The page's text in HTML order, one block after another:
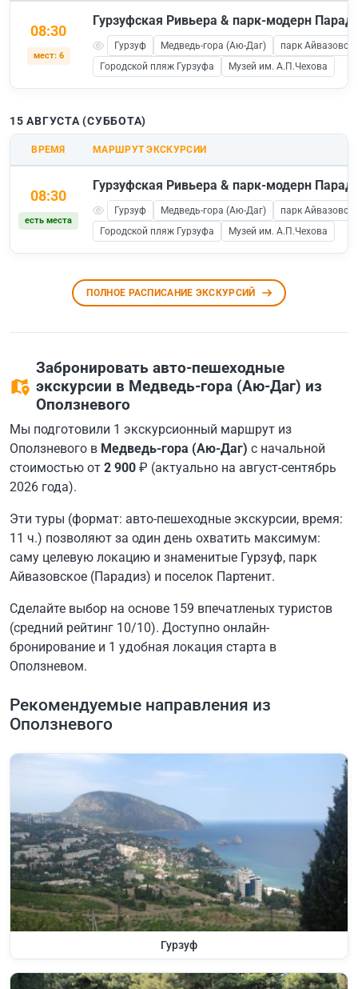
08:30
мест: 6
Гурзуфская Ривьера & парк-модерн
Гурзуф Медведь-гора (Аю-Даг)
парк
Городской пляж Гурзуфа
Музей им. А.П.Чехова
15 АВГУСТА (СУББОТА)
ВРЕМЯ МАРШРУТ ЭКСКУРСИИ
08:30
есть места
Гурзуфская Ривьера & парк-модерн
Гурзуф Медведь-гора (Аю-Даг)
парк
Городской пляж Гурзуфа
Музей им. А.П.Чехова
ПОЛНОЕ РАСПИСАНИЕ ЭКСКУРСИЙ
Забронировать авто-пешеходные
экскурсии в Медведь-гора (Аю-Даг) из
Оползневого
Мы подготовили 1 экскурсионный маршрут из
Оползневого в Медведь-гора (Аю-Даг) с начальной
стоимостью от 2 900 ₽ (актуально на август-сентябрь
2026 года).
Эти туры (формат: авто-пешеходные экскурсии, время:
11 ч.) позволяют за один день охватить максимум:
саму целевую локацию и знаменитые Гурзуф, парк
Айвазовское (Парадиз) и поселок Партенит.
Сделайте выбор на основе 159 впечатленых туристов
(средний рейтинг 10/10). Доступно онлайн-
бронирование и 1 удобная локация старта в
Оползневом.
Рекомендуемые направления из
Оползневого
Гурзуф